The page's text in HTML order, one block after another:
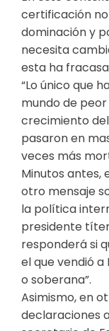
certificación
dominación y
necesita
esta ha
“Lo único que
mundo de peor
crecimiento
pasaron en
veces más
Minutos antes,
otro mensaje
la política
presidente
responderá si
el que vendió a
o soberana”.
Asimismo, en
declaraciones